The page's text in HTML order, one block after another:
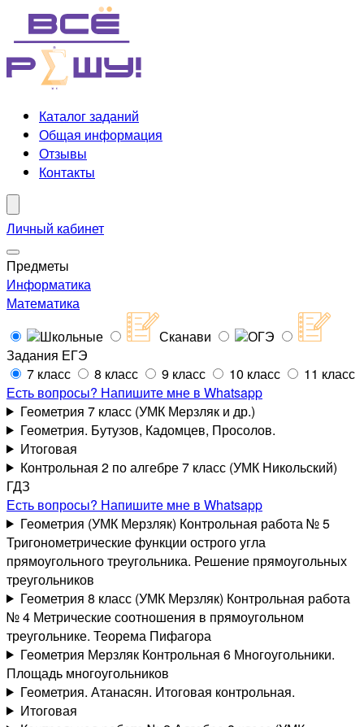
Каталог заданий
Общая информация
Отзывы
Контакты
Личный кабинет
Предметы
Информатика
Математика
Школьные
Сканави
ОГЭ
Задания ЕГЭ
7 класс
8 класс 9 класс 10 класс
11 класс
Есть вопросы? Напишите мне в Whatsapp
Геометрия 7 класс (УМК Мерзляк и др.)
Геометрия. Бутузов, Кадомцев, Просолов.
Итоговая
Контрольная 2 по алгебре 7 класс (УМК Никольский)
ГДЗ
Есть вопросы? Напишите мне в Whatsapp
Геометрия (УМК Мерзляк) Контрольная работа № 5
Тригонометрические функции острого угла
прямоугольного треугольника. Решение прямоугольных
треугольников
Геометрия 8 класс (УМК Мерзляк) Контрольная работа
№ 4 Метрические соотношения в прямоугольном
треугольнике. Теорема Пифагора
Геометрия Мерзляк Контрольная 6 Многоугольники.
Площадь многоугольников
Геометрия. Атанасян. Итоговая контрольная.
Итоговая